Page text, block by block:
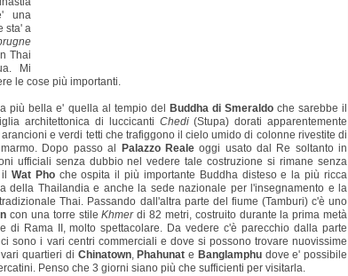
una
sta' a
Thai
Mi
le cose più importanti.
più bella e' quella al tempio del Buddha di Smeraldoche sarebbe il
architettonica di luccicanti Chedi(Stupa) dorati apparentemente
e verdi tetti che trafiggono il cielo umido di colonne rivestite di
Dopo passo al
Palazzo Realeoggi usato dal Re soltanto in
ufficiali senza dubbio nel vedere tale costruzione si rimane senza
Wat Phoche ospita il più importante Buddha disteso e la più ricca
della Thailandia e anche la sede nazionale per l'insegnamento e la
Thai. Passando dall'altra parte del fiume (Tamburi) c'è uno
con una torre stileKhmerdi 82 metri, costruito durante la prima metà
di Rama II, molto spettacolare. Da vedere c'è parecchio dalla parte
sono i vari centri commerciali e dove si possono trovare nuovissime
quartieri di Chinatown, Phahunat e Banglamphudove e' possibile
Penso che 3 giorni siano più che sufficienti per visitarla.